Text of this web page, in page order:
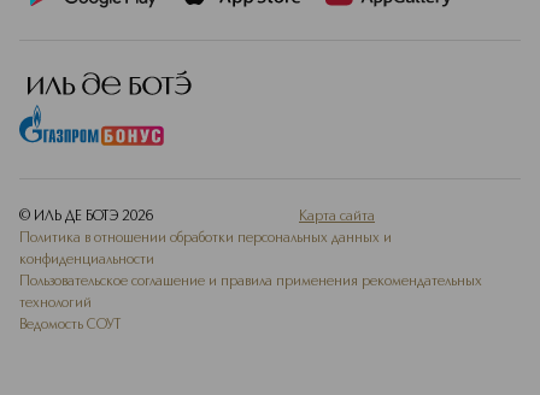
© ИЛЬ ДЕ БОТЭ 2026
Карта сайта
Политика в отношении обработки персональных данных и
конфиденциальности
Пользовательское соглашение и правила применения рекомендательных
технологий
Ведомость СОУТ